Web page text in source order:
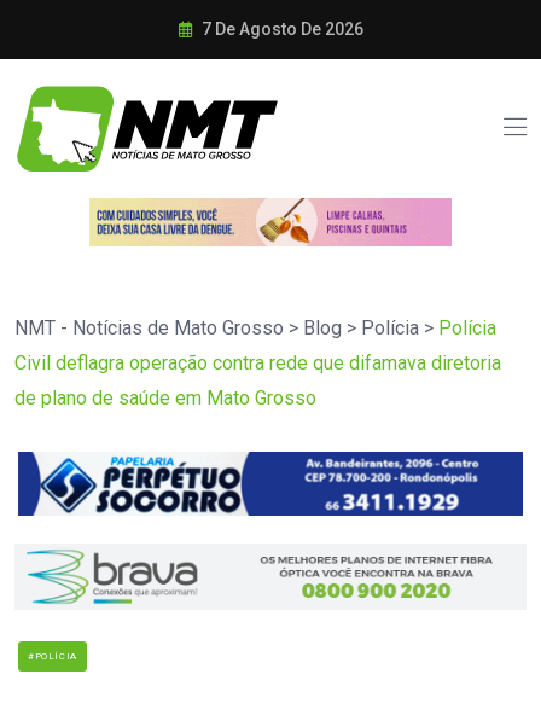
7 De Agosto De 2026
NMT - Notícias de Mato Grosso > Blog > Polícia > Polícia
Civil deflagra operação contra rede que difamava diretoria
de plano de saúde em Mato Grosso
#POLÍCIA